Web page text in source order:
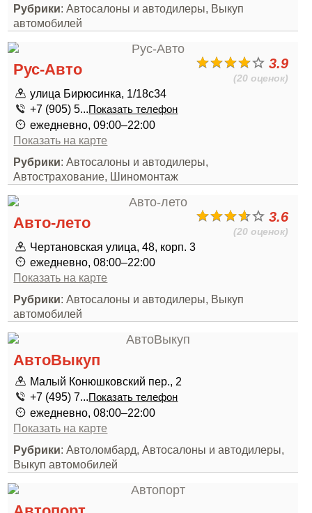
Рубрики: Автосалоны и автодилеры, Выкуп
автомобилей
3.9
(20 оценок)
Рус-Авто
улица Бирюсинка, 1/18с34
+7 (905) 5...Показать телефон
ежедневно, 09:00–22:00
Показать на карте
Рубрики: Автосалоны и автодилеры,
Автострахование, Шиномонтаж
3.6
(20 оценок)
Авто-лето
Чертановская улица, 48, корп. 3
ежедневно, 08:00–22:00
Показать на карте
Рубрики: Автосалоны и автодилеры, Выкуп
автомобилей
АвтоВыкуп
Малый Конюшковский пер., 2
+7 (495) 7...Показать телефон
ежедневно, 08:00–22:00
Показать на карте
Рубрики: Автоломбард, Автосалоны и автодилеры,
Выкуп автомобилей